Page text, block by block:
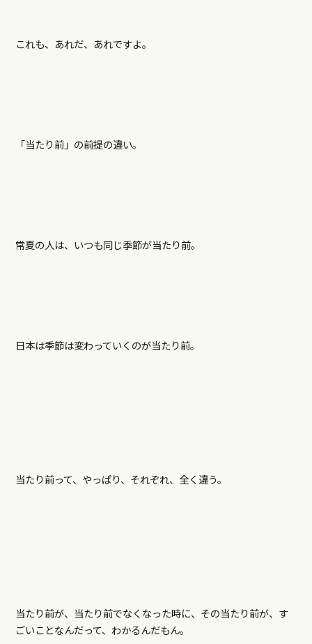
これも、あれだ、あれですよ。
「当たり前」の前提の違い。
常夏の人は、いつも同じ季節が当たり前。
日本は季節は変わっていくのが当たり前。
当たり前って、やっぱり、それぞれ、全く違う。
当たり前が、当たり前でなくなった時に、その当たり前が、す
ごいことなんだって、わかるんだもん。